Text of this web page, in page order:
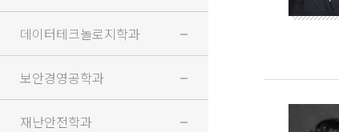
데이터테크놀로지학과
보안경영공학과
재난안전학과